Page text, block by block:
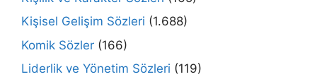
Kişisel Gelişim Sözleri (1.688)
Komik Sözler (166)
Liderlik ve Yönetim Sözleri (119)